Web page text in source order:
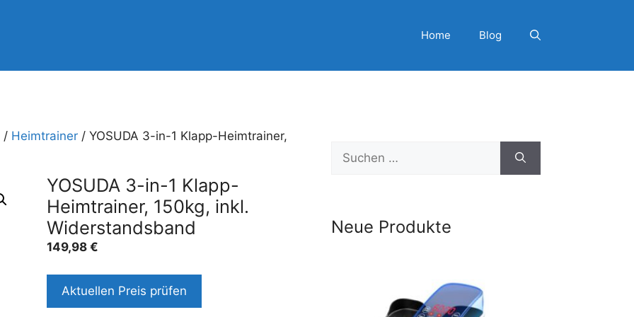
Home Blog
/ Heimtrainer / YOSUDA 3-in-1 Klapp-Heimtrainer,
YOSUDA 3-in-1 Klapp-
Heimtrainer, 150kg, inkl.
Widerstandsband
149,98 €
Aktuellen Preis prüfen
Suchen
nach:
Neue Produkte